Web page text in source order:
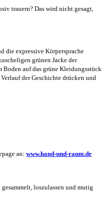
trauern? Das wird nicht gesagt,
die expressive Körpersprache
grünen Jacke der
Boden auf das grüne Kleidungsstück
der Geschichte drücken und
an: www.hand-und-raum.de
loszulassen und mutig